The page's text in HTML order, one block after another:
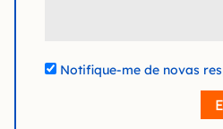
Notifique-me de novas